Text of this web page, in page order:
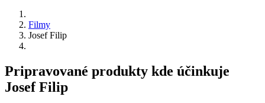
Filmy
Josef Filip
Pripravované produkty kde účinkuje
Josef Filip